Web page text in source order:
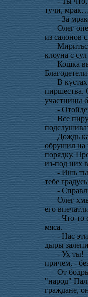
тучи, мрак…
- За
Олег
из салонов
клоуна с
Кошка
В
пиршества.
участницы
-
Все
Дождь
обрушил на
порядку.
из-под них
- Ишь
тебе
-
Олег
его
- Что-то
мяса.
- Нас
дыры
- Ух ты!
причем, -
От
"народ"
граждане,